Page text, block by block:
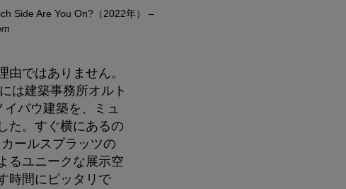
Side Are You On?（2022年）
–
ではありません。
は建築事務所オルト
バウ建築を、ミュ
た。すぐ横にあるの
ールスプラッツの
るユニークな展示空
時間にピッタリで